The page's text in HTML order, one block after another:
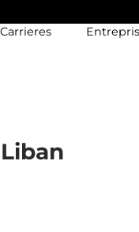
Carrieres